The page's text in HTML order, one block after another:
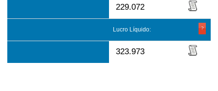
229.072
Lucro Líquido:
323.973